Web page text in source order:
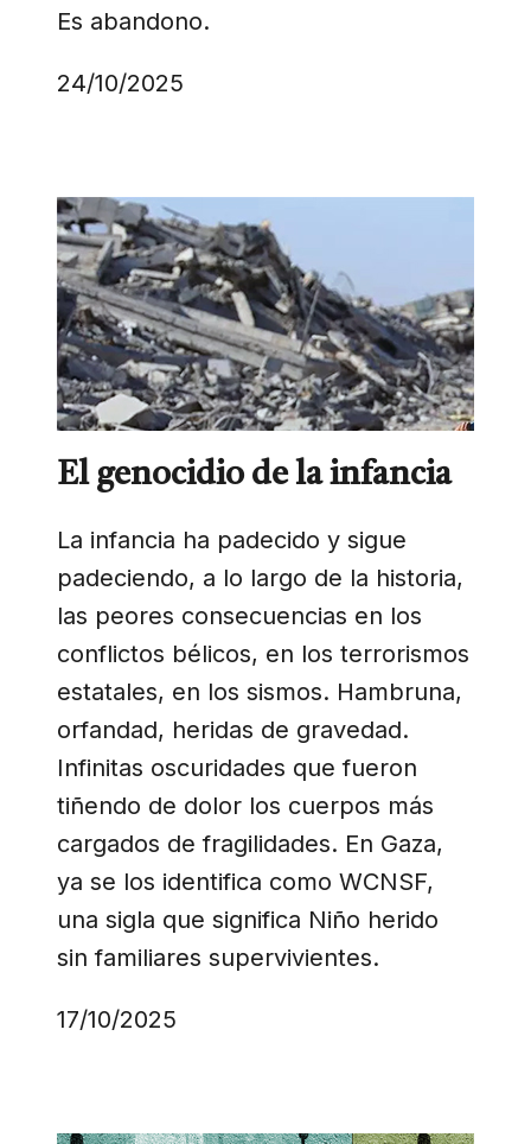
Es abandono.
24/10/2025
El genocidio de la infancia
La infancia ha padecido y sigue
padeciendo, a lo largo de la historia,
las peores consecuencias en los
conflictos bélicos, en los terrorismos
estatales, en los sismos. Hambruna,
orfandad, heridas de gravedad.
Infinitas oscuridades que fueron
tiñendo de dolor los cuerpos más
cargados de fragilidades. En Gaza,
ya se los identifica como WCNSF,
una sigla que significa Niño herido
sin familiares supervivientes.
17/10/2025